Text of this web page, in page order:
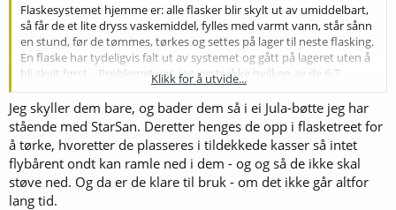
Flaskesystemet hjemme er: alle flasker blir skylt ut av umiddelbart,
så får de et lite dryss vaskemiddel, fylles med varmt vann, står sånn
en stund, før de tømmes, tørkes og settes på lager til neste flasking.
En flaske har tydeligvis falt ut av systemet og gått på lageret uten å
bli skylt først... Problemet var, jeg visste ikke hvilken av de 6-7
flaskene jeg alt hadde desinfisert som var problemet (selv om jeg
regnet med at det var den siste, men kunne jo ikke vite) Da var det å
ta alle ut til vask, skifte desinfiseringsvæske og begynne på nytt.
Heldigvis hadde jeg ikke fylt øl på noen flasker ennå
Klikk for å utvide...
Jeg skyller dem bare, og bader dem så i ei Jula-bøtte jeg har
stående med StarSan. Deretter henges de opp i flasketreet for
å tørke, hvoretter de plasseres i tildekkede kasser så intet
flybårent ondt kan ramle ned i dem - og og så de ikke skal
støve ned. Og da er de klare til bruk - om det ikke går altfor
lang tid.